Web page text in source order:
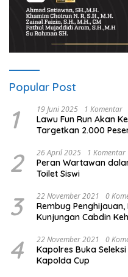
Popular Post
1 19 Juni 2025 1 Komentar
Lawu Fun Run Akan
Targetkan 2.000
2 26 April 2025 1 Komentar
Peran Wartawan
Toilet Siswi
3 22 November 2021 0
Rembug
Kunjungan Cabdin
4 22 November 2021 0
Kapolres Buka
Kapolda Cup